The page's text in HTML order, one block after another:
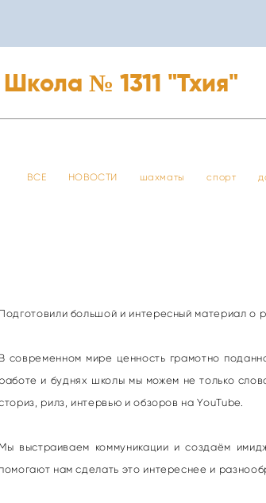
№ 1311 "Тхия"
ВСЕ НОВОСТИ шахматы спорт
Подготовили большой и интересный материал о
В современном мире ценность грамотно
работе и буднях школы мы можем не только
рилз, интервью и обзоров на YouTube.
Мы выстраиваем коммуникации и создаём
помогают нам сделать это интереснее и